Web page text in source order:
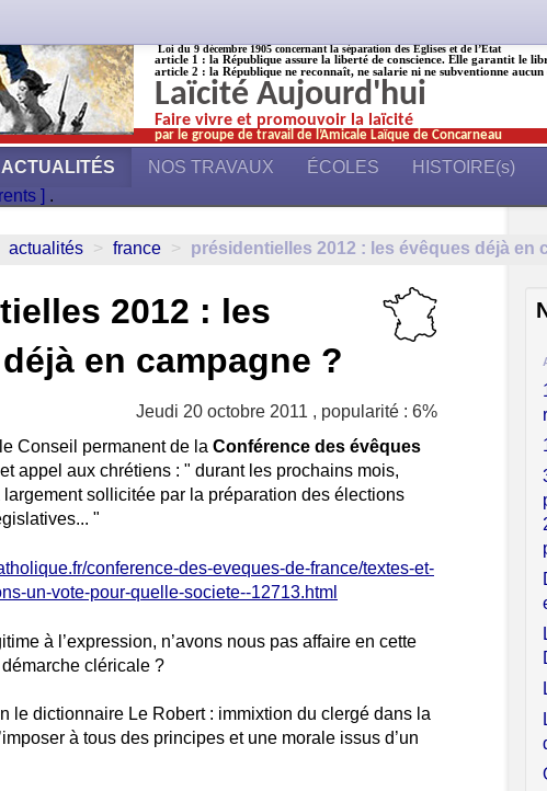
Loi du 9 décembre 1905 concernant la séparation des Églises et de l’État
article 1 : la République assure la liberté de conscience. Elle garantit le
article 2 : la République ne reconnaît, ne salarie ni ne subventionne aucun
Laïcité Aujourd'hui
Faire vivre et promouvoir la laïcité
par le groupe de travail de l’Amicale Laïque de Concarneau
ACTUALITÉS NOS TRAVAUX ÉCOLES HISTOIRE(s)
] .
actualités > france > présidentielles 2012 : les évêques déjà en
2012 : les
en campagne ?
Jeudi 20 octobre 2011 , popularité : 6%
Conseil permanent de la Conférence des évêques
appel aux chrétiens : " durant les prochains mois,
largement sollicitée par la préparation des élections
"
conference-des-eveques-de-france/textes-et-
un-vote-pour-quelle-societe--12713.html
à l’expression, n’avons nous pas affaire en cette
cléricale ?
le dictionnaire Le Robert : immixtion du clergé dans la
à tous des principes et une morale issus d’un